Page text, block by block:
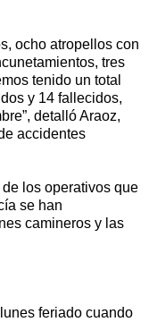
ocho atropellos con
tres
tenido un total
y 14 fallecidos,
detalló Araoz,
accidentes
los operativos que
se han
camineros y las
feriado cuando